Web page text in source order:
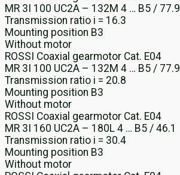
MR 3I 100 UC2A – 132M 4 … B5 / 77.9
Transmission ratio i = 16.3
Mounting position B3
Without motor
ROSSI Coaxial gearmotor Cat. E04
MR 3I 100 UC2A – 132M 4 … B5 / 77.9
Transmission ratio i = 20.8
Mounting position B3
Without motor
ROSSI Coaxial gearmotor Cat. E04
MR 3I 160 UC2A – 180L 4 … B5 / 46.1
Transmission ratio i = 30.4
Mounting position B3
Without motor